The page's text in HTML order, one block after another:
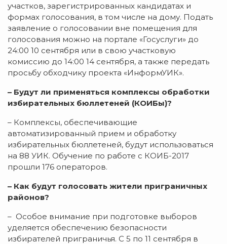
участков, зарегистрированных кандидатах и
формах голосования, в том числе на дому. Подать
заявление о голосовании вне помещения для
голосования можно на портале «Госуслуги» до
24:00 10 сентября или в свою участковую
комиссию до 14:00 14 сентября, а также передать
просьбу обходчику проекта «ИнформУИК».
– Будут ли применяться комплексы обработки
избирательных бюллетеней (КОИБы)?
– Комплексы, обеспечивающие
автоматизированный прием и обработку
избирательных бюллетеней, будут использоваться
на 88 УИК. Обучение по работе с КОИБ-2017
прошли 176 операторов.
– Как будут голосовать жители приграничных
районов?
– Особое внимание при подготовке выборов
уделяется обеспечению безопасности
избирателей приграничья. С 5 по 11 сентября в